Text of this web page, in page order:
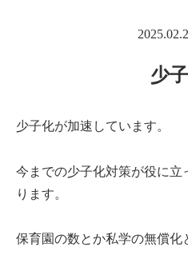
少
少子化が加速しています。
今までの少子化対策が役に
ります。
保育園の数とか私学の無償化